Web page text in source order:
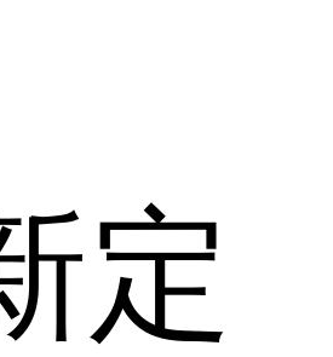
定